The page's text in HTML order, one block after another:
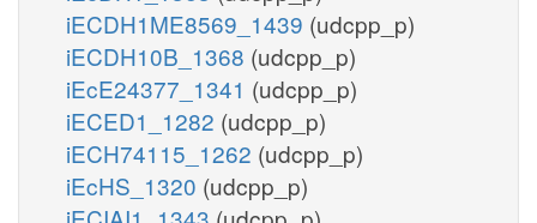
iECDH1ME8569_1439 (udcpp_p)
iECDH10B_1368 (udcpp_p)
iEcE24377_1341 (udcpp_p)
iECED1_1282 (udcpp_p)
iECH74115_1262 (udcpp_p)
iEcHS_1320 (udcpp_p)